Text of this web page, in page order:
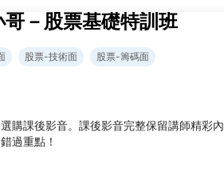
－股票基礎特訓班
股票-技術面 股票-籌碼面
購課後影音。課後影音完整保留講師精彩內
過重點！